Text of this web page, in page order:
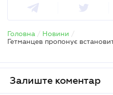
Головна / Новини /
Залиште коментар